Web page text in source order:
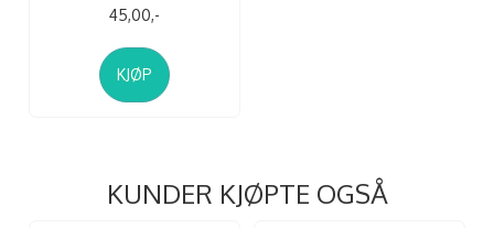
45,00,-
KJØP
KUNDER KJØPTE OGSÅ